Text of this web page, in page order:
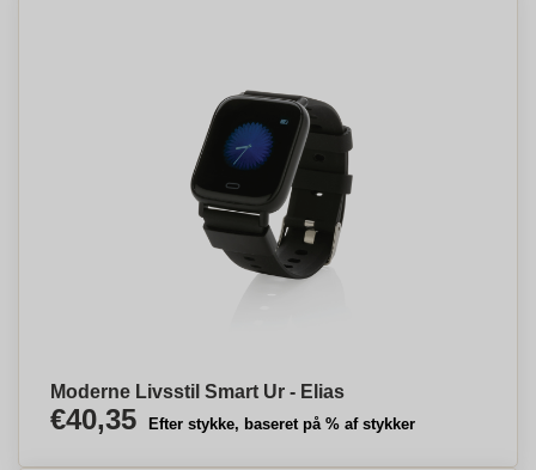
Moderne Livsstil Smart Ur - Elias
€40,35 Efter stykke, baseret på % af stykker